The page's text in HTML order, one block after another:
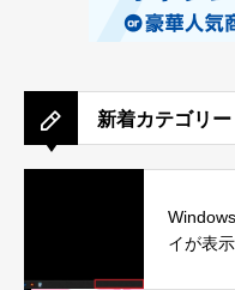
新着カテゴリー
イが表